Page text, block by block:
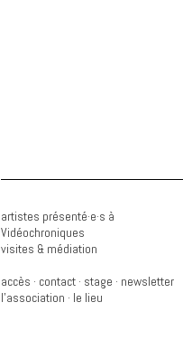
artistes présenté·e·s à
Vidéochroniques
visites & médiation
accès · contact · stage · newsletter
l'association · le lieu